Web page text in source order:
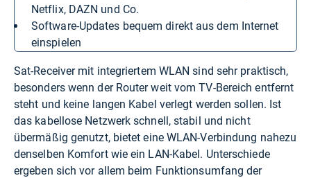
Netflix, DAZN und Co.
Software-Updates bequem direkt aus dem Internet
einspielen
Sat-Receiver mit integriertem WLAN sind sehr praktisch,
besonders wenn der Router weit vom TV-Bereich entfernt
steht und keine langen Kabel verlegt werden sollen. Ist
das kabellose Netzwerk schnell, stabil und nicht
übermäßig genutzt, bietet eine WLAN-Verbindung nahezu
denselben Komfort wie ein LAN-Kabel. Unterschiede
ergeben sich vor allem beim Funktionsumfang der